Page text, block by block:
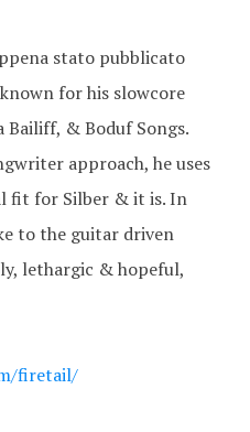
stato pubblicato
for his slowcore
Bailiff, & Boduf Songs.
approach, he uses
fit for Silber & it is. In
to the guitar driven
lethargic & hopeful,
firetail/